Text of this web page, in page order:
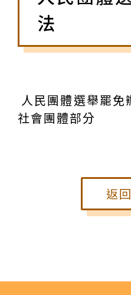
法
人民團體選舉罷免
社會團體部分
返